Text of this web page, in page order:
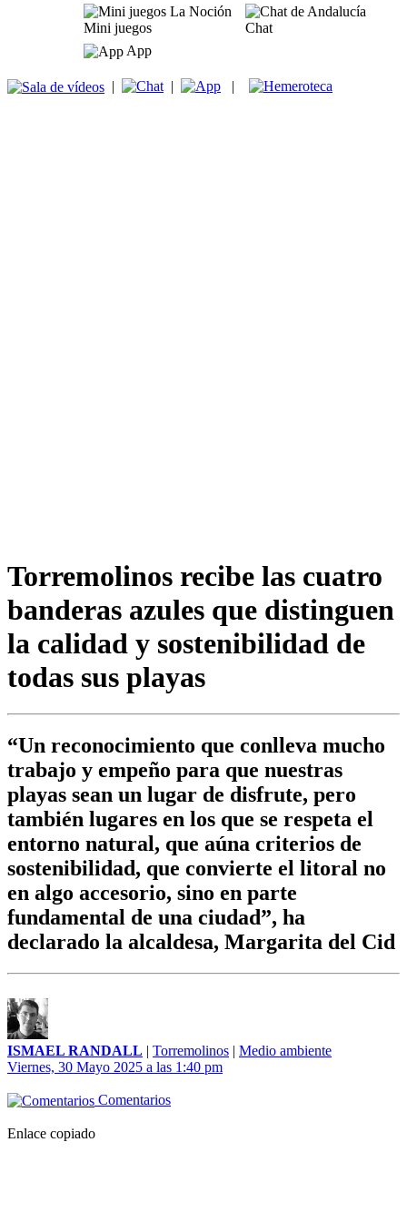
Mini juegos
Chat
App
| | |
Torremolinos recibe las cuatro
banderas azules que distinguen
la calidad y sostenibilidad de
todas sus playas
“Un reconocimiento que conlleva mucho
trabajo y empeño para que nuestras
playas sean un lugar de disfrute, pero
también lugares en los que se respeta el
entorno natural, que aúna criterios de
sostenibilidad, que convierte el litoral no
en algo accesorio, sino en parte
fundamental de una ciudad”, ha
declarado la alcaldesa, Margarita del Cid
ISMAEL RANDALL | Torremolinos | Medio ambiente
Viernes, 30 Mayo 2025 a las 1:40 pm
Comentarios
Enlace copiado